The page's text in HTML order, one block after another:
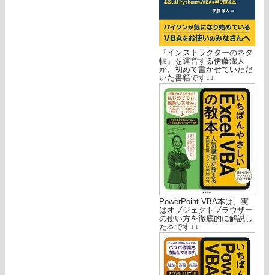
『インストラクターのネタ
帳』を運営する伊藤潔人
が、初めて書かせていただ
いた書籍です↓↓
PowerPoint VBA本は、実
はオブジェクトブラウザー
の使い方を徹底的に解説し
た本です↓↓